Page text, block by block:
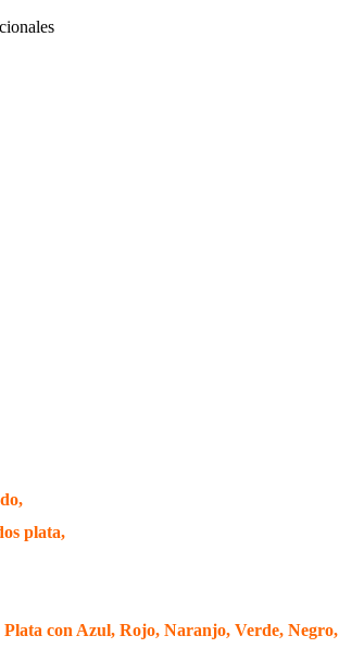
plata,
Plata con Azul, Rojo, Naranjo, Verde, Negro,